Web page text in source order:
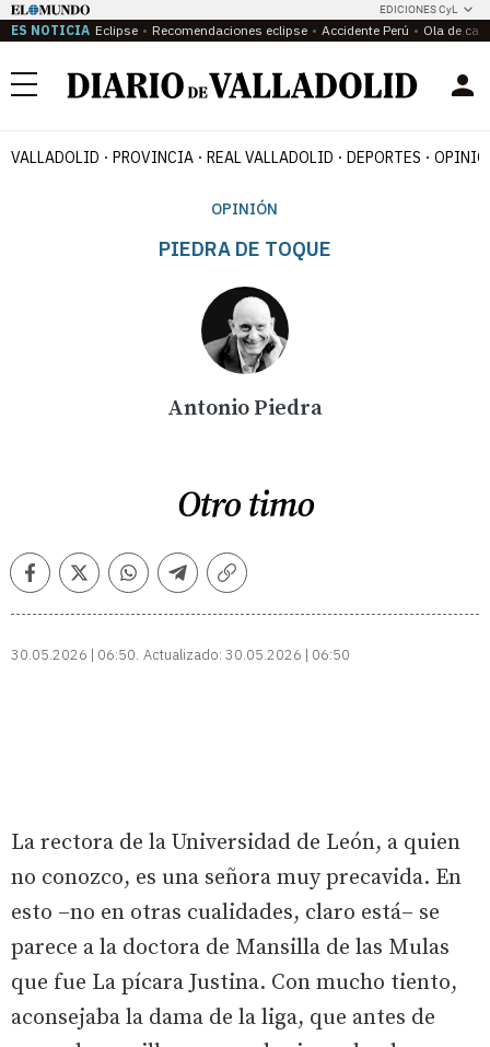
EDICIONES CyL
ES NOTICIA Eclipse Recomendaciones eclipse Accidente Perú Ola de
Menú
VALLADOLID PROVINCIA REAL VALLADOLID DEPORTES
OPINIÓN
PIEDRA DE TOQUE
Antonio Piedra
Otro timo
FacebookTwitterWhatsappTelegramCopiar
30.05.2026 | 06:50 Actualizado: 30.05.2026 | 06:50
La rectora de la Universidad de León, a quien
no conozco, es una señora muy precavida. En
esto –no en otras cualidades, claro está– se
parece a la doctora de Mansilla de las Mulas
que fue La pícara Justina. Con mucho tiento,
aconsejaba la dama de la liga, que antes de